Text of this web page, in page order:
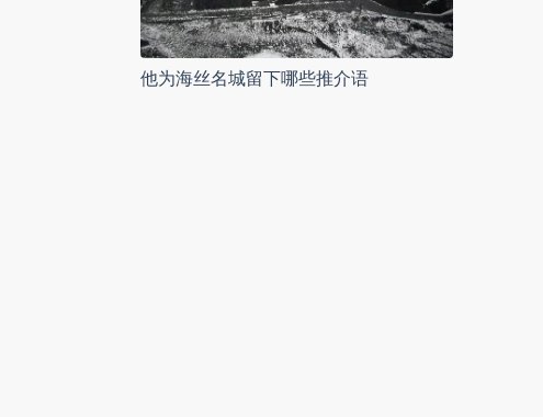
他为海丝名城留下哪些推介语